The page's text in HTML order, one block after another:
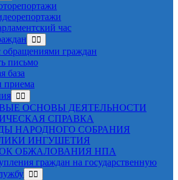
час
обращениями граждан
письмо
база
приема
ОСНОВЫ ДЕЯТЕЛЬНОСТИ
СПРАВКА
НАРОДНОГО СОБРАНИЯ
ИНГУШЕТИЯ
ОБЖАЛОВАНИЯ НПА
граждан на государственную